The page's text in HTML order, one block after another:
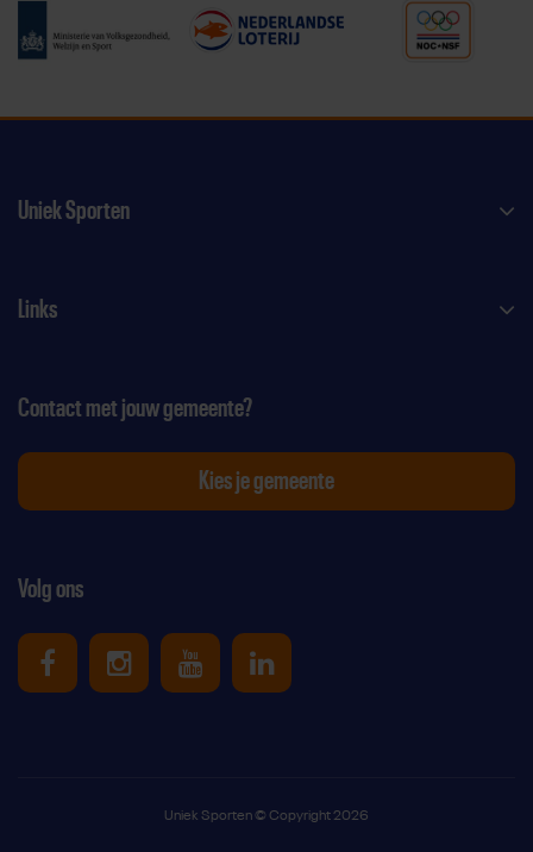
Uniek Sporten
Links
Volg ons
Uniek Sporten op Facebook
Uniek Sporten op Instagram
Uniek Sporten op Youtube
Uniek Sporten op
Contact met jouw gemeente?
Kies je gemeente
Uniek Sporten © Copyright 2026